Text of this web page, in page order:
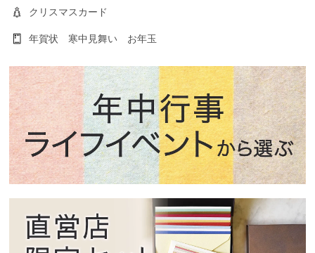
クリスマスカード
年賀状 寒中見舞い お年玉